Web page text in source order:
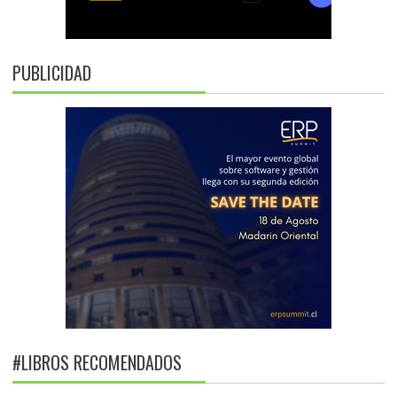
PUBLICIDAD
#LIBROS RECOMENDADOS